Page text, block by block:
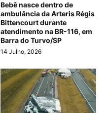
Bebê nasce dentro de
ambulância da Arteris Régis
Bittencourt durante
atendimento na BR-116, em
Barra do Turvo/SP
14 Julho, 2026